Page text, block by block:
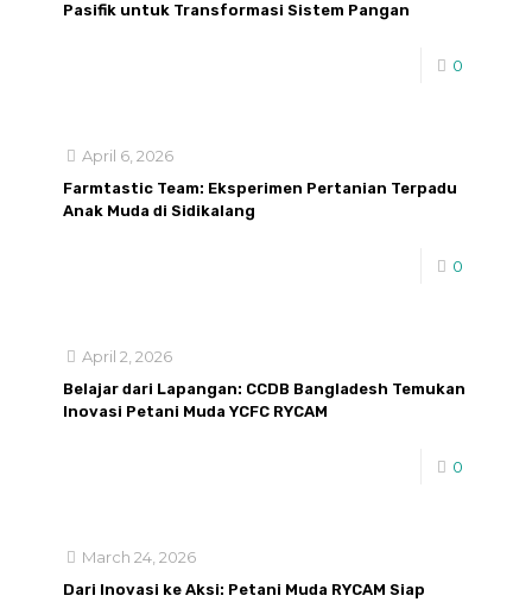
Pasifik untuk Transformasi Sistem Pangan
0
April 6, 2026
Farmtastic Team: Eksperimen Pertanian Terpadu
Anak Muda di Sidikalang
0
April 2, 2026
Belajar dari Lapangan: CCDB Bangladesh Temukan
Inovasi Petani Muda YCFC RYCAM
0
March 24, 2026
Dari Inovasi ke Aksi: Petani Muda RYCAM Siap